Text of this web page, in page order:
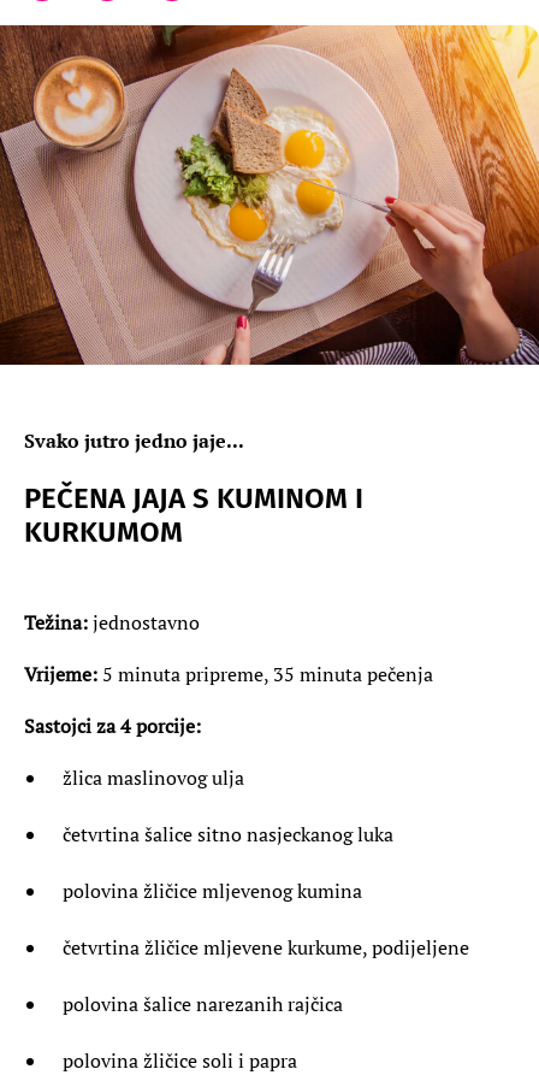
Svako jutro jedno jaje...
PEČENA JAJA S KUMINOM I
KURKUMOM
Težina:jednostavno
Vrijeme: 5 minuta pripreme, 35 minuta pečenja
Sastojci za 4 porcije:
žlica maslinovog ulja
četvrtina šalice sitno nasjeckanog luka
polovina žličice mljevenog kumina
četvrtina žličice mljevene kurkume, podijeljene
polovina šalice narezanih rajčica
polovina žličice soli i papra